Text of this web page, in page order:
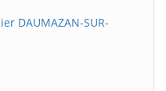
DAUMAZAN-SUR-